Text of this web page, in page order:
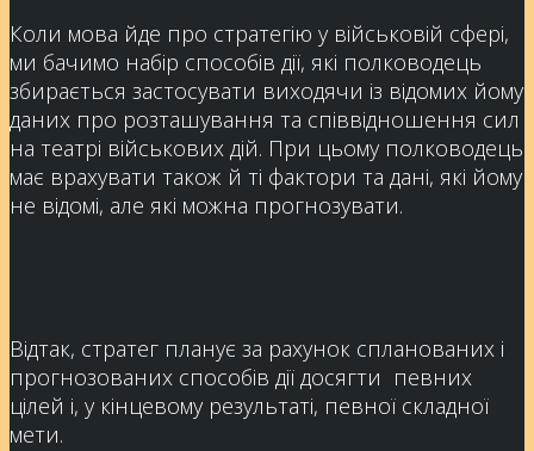
Коли мова йде про стратегію у військовій сфері,
ми бачимо набір способів дії, які полководець
збирається застосувати виходячи із відомих йому
даних про розташування та співвідношення сил
на театрі військових дій. При цьому полководець
має врахувати також й ті фактори та дані, які йому
не відомі, але які можна прогнозувати.
Відтак, стратег планує за рахунок спланованих і
прогнозованих способів дії досягти певних
цілей і, у кінцевому результаті, певної складної
мети.